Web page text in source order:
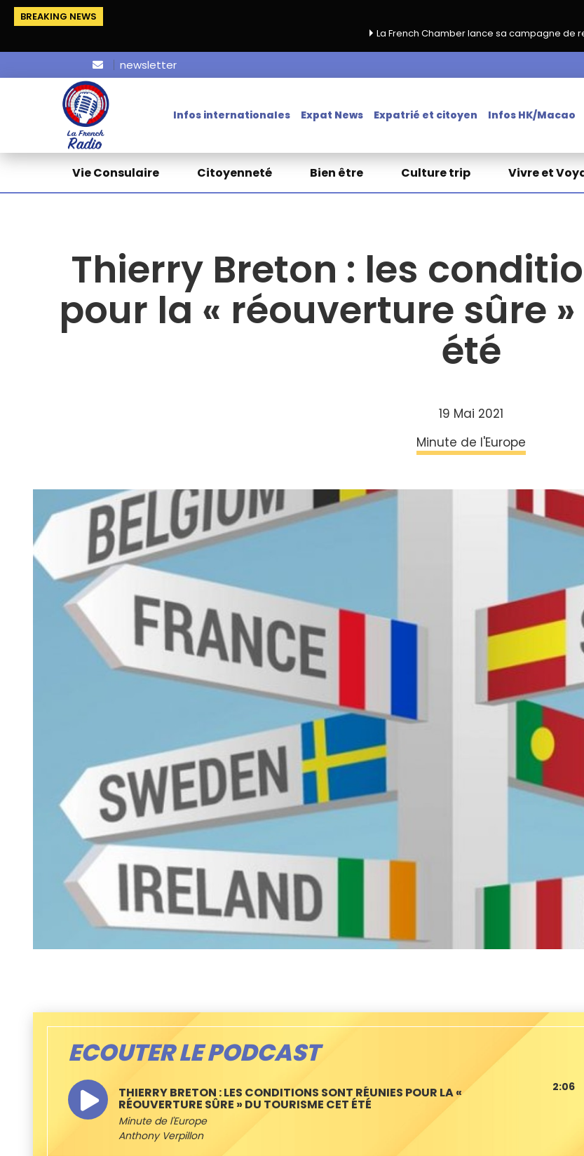
BREAKING NEWS
La French Chamber lance sa campagne de renouvellement
newsletter
Infos internationales Expat News Expatrié et citoyen Infos HK/Macao
Vie Consulaire Citoyenneté Bien être Culture trip Vivre et
Thierry Breton : les
pour la « réouverture sûre
été
19 Mai 2021
Minute de l'Europe
ECOUTER LE PODCAST
THIERRY BRETON : LES CONDITIONS SONT RÉUNIES POUR LA «
RÉOUVERTURE SÛRE » DU TOURISME CET ÉTÉ
Minute de l'Europe
Anthony Verpillon
2:06